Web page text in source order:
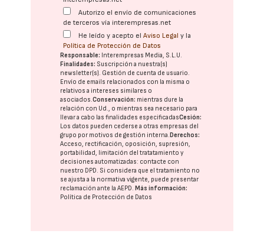
Autorizo el envío de comunicaciones
de terceros vía interempresas.net
He leído y acepto elAviso Legal y la
Política de Protección de Datos
Responsable: Interempresas Media, S.L.U.
Finalidades: Suscripción a nuestra(s)
newsletter(s). Gestión de cuenta de usuario.
Envío de emails relacionados con la misma o
relativos a intereses similares o
asociados.Conservación: mientras dure la
relación con Ud., o mientras sea necesario para
llevar a cabo las finalidades especificadasCesión:
Los datos pueden cederse a otras empresas del
grupo por motivos de gestión interna.Derechos:
Acceso, rectificación, oposición, supresión,
portabilidad, limitación del tratatamiento y
decisiones automatizadas: contacte con
nuestro DPD . Si considera que el tratamiento no
se ajusta a la normativa vigente, puede presentar
reclamación ante laAEPD .Más información:
Política de Protección de Datos